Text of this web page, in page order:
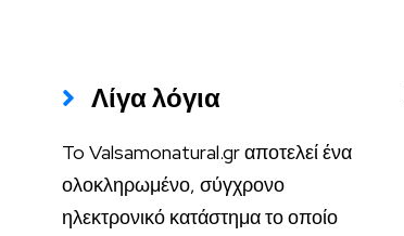
Λίγα λόγια
To Valsamonatural.gr αποτελεί ένα
ολοκληρωμένο, σύγχρονο
ηλεκτρονικό κατάστημα το οποίο